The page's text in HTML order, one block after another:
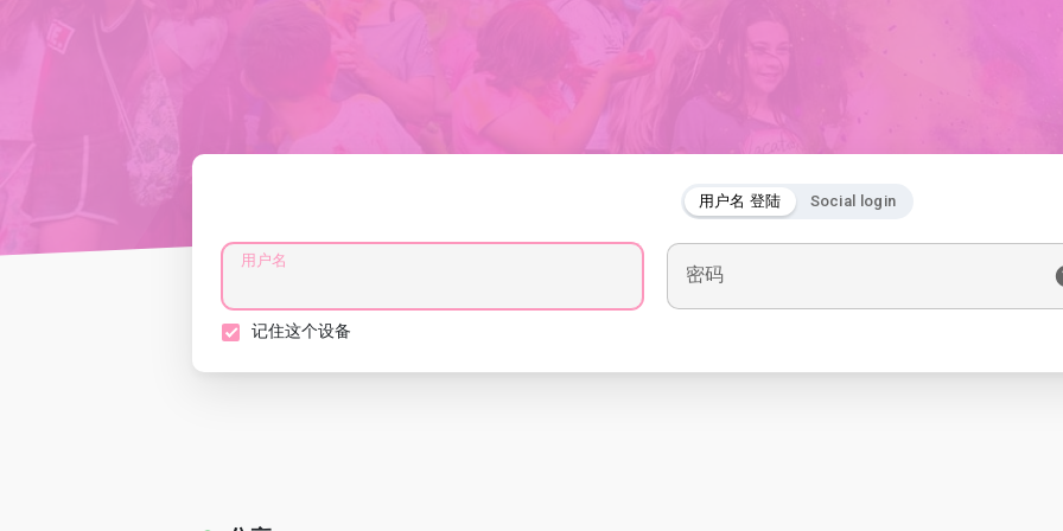
用户名 登陆 Social login
用户名
密码
记住这个设备